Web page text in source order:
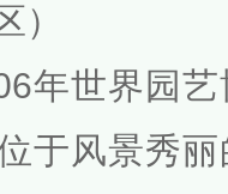
）
年世界园
于风景秀